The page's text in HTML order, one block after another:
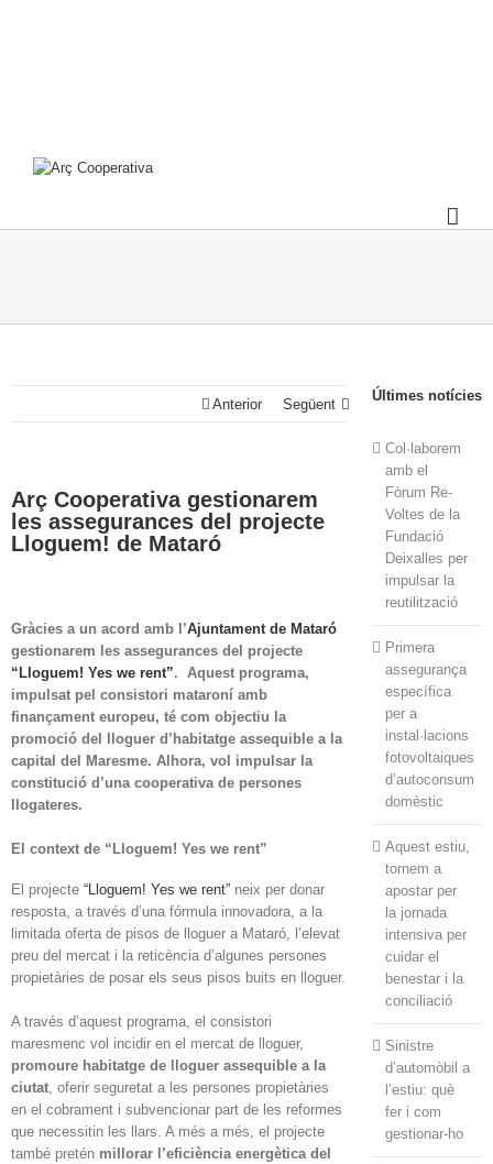
Anterior Següent
Arç Cooperativa gestionarem
les assegurances del projecte
Lloguem! de Mataró
Gràcies a un acord amb l’Ajuntament de Mataró
gestionarem les assegurances del projecte
“Lloguem! Yes we rent”. Aquest programa,
impulsat pel consistori mataroní amb
finançament europeu, té com objectiu la
promoció del lloguer d’habitatge assequible a la
capital del Maresme. Alhora, vol impulsar la
constitució d’una cooperativa de persones
llogateres.
El context de “Lloguem! Yes we rent”
El projecte “Lloguem! Yes we rent” neix per donar
resposta, a través d’una fórmula innovadora, a la
limitada oferta de pisos de lloguer a Mataró, l’elevat
preu del mercat i la reticència d’algunes persones
propietàries de posar els seus pisos buits en lloguer.
A través d’aquest programa, el consistori
maresmenc vol incidir en el mercat de lloguer,
promoure habitatge de lloguer assequible a la
ciutat, oferir seguretat a les persones propietàries
en el cobrament i subvencionar part de les reformes
que necessitin les llars. A més a més, el projecte
també pretén millorar l’eficiència energètica del
Últimes notícies
Col·laborem
amb el
Fòrum Re-
Voltes de la
Fundació
Deixalles per
impulsar la
reutilització
Primera
assegurança
específica
per a
instal·lacions
fotovoltaiques
d’autoconsum
domèstic
Aquest estiu,
tornem a
apostar per
la jornada
intensiva per
cuidar el
benestar i la
conciliació
Sinistre
d’automòbil a
l’estiu: què
fer i com
gestionar-ho